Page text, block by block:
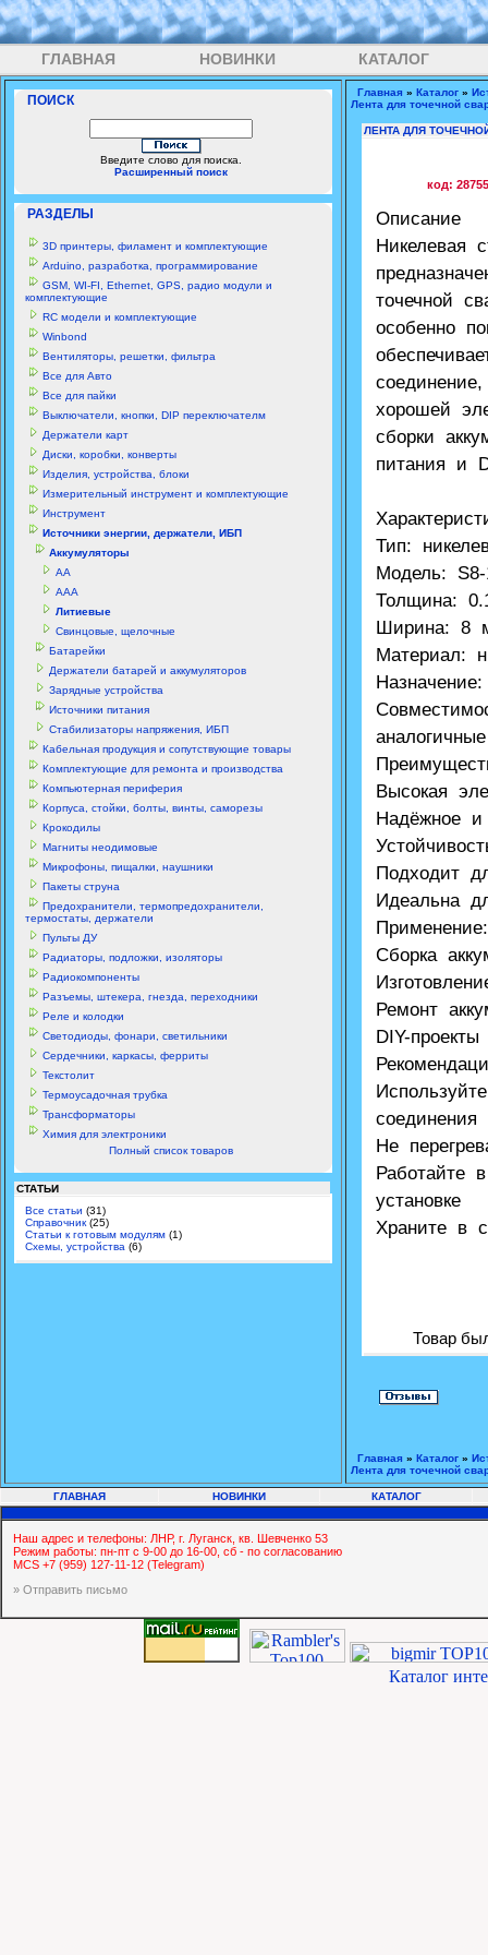
ГЛАВНАЯ НОВИНКИ КАТАЛОГ
ПОИСК
Введите слово для поиска.
Расширенный поиск
РАЗДЕЛЫ
3D принтеры, филамент и комплектующие
Arduino, разработка, программирование
GSM, WI-FI, Ethernet, GPS, радио модули и
комплектующие
RC модели и комплектующие
Winbond
Вентиляторы, решетки, фильтра
Все для Авто
Все для пайки
Выключатели, кнопки, DIP переключателм
Держатели карт
Диски, коробки, конверты
Изделия, устройства, блоки
Измерительный инструмент и комплектующие
Инструмент
Источники энергии, держатели, ИБП
Аккумуляторы
АА
ААА
Литиевые
Свинцовые, щелочные
Батарейки
Держатели батарей и аккумуляторов
Зарядные устройства
Источники питания
Стабилизаторы напряжения, ИБП
Кабельная продукция и сопутствующие товары
Комплектующие для ремонта и производства
Компьютерная периферия
Корпуса, стойки, болты, винты, саморезы
Крокодилы
Магниты неодимовые
Микрофоны, пищалки, наушники
Пакеты струна
Предохранители, термопредохранители,
термостаты, держатели
Пульты ДУ
Радиаторы, подложки, изоляторы
Радиокомпоненты
Разъемы, штекера, гнезда, переходники
Реле и колодки
Светодиоды, фонари, светильники
Сердечники, каркасы, ферриты
Текстолит
Термоусадочная трубка
Трансформаторы
Химия для электроники
Полный список товаров
СТАТЬИ
Все статьи (31)
Справочник (25)
Статьи к готовым модулям (1)
Схемы, устройства (6)
Главная » Каталог »
Лента для точечной
ЛЕНТА ДЛЯ
код: 28755
Описание
Никелевая
точечной
особенно
хорошей
сборки
питания и
Тип:
Модель: S8-
Толщина:
Ширина: 8
Материал:
аналогичные
Высокая
Надёжное и
Подходит
Идеальна
Применение:
Сборка
Ремонт
DIY-
соединения
Не
Работайте
установке
Храните в
Товар
Главная » Каталог »
Лента для точечной
ГЛАВНАЯ НОВИНКИ КАТАЛОГ
Наш адрес и телефоны: ЛНР, г. Луганск, кв. Шевченко 53
Режим работы: пн-пт с 9-00 до 16-00, сб - по согласованию
MCS +7 (959) 127-11-12 (Telegram)
» Отправить письмо
Каталог